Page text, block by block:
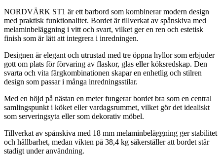
NORDVÄRK ST1 är ett barbord som kombinerar modern design
med praktisk funktionalitet. Bordet är tillverkat av spånskiva med
melaminbeläggning i vitt och svart, vilket ger en ren och estetisk
finish som är lätt att integrera i inredningen.
Designen är elegant och utrustad med tre öppna hyllor som erbjuder
gott om plats för förvaring av flaskor, glas eller köksredskap. Den
svarta och vita färgkombinationen skapar en enhetlig och stilren
design som passar i många inredningsstilar.
Med en höjd på nästan en meter fungerar bordet bra som en central
samlingspunkt i köket eller vardagsrummet, vilket gör det idealiskt
som serveringsyta eller som dekorativ möbel.
Tillverkat av spånskiva med 18 mm melaminbeläggning ger stabilitet
och hållbarhet, medan vikten på 38,4 kg säkerställer att bordet står
stadigt under användning.